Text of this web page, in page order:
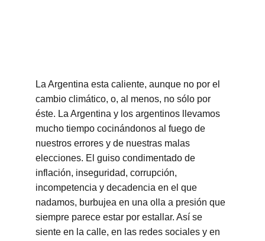
La Argentina esta caliente, aunque no por el
cambio climático, o, al menos, no sólo por
éste. La Argentina y los argentinos llevamos
mucho tiempo cocinándonos al fuego de
nuestros errores y de nuestras malas
elecciones. El guiso condimentado de
inflación, inseguridad, corrupción,
incompetencia y decadencia en el que
nadamos, burbujea en una olla a presión que
siempre parece estar por estallar. Así se
siente en la calle, en las redes sociales y en